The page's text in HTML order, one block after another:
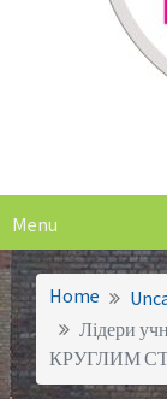
Menu
Home
Лідери
КРУГЛИМ